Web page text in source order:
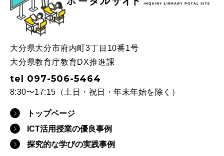
大分県大分市府内町3丁目10番1号
大分県教育庁教育DX推進課
tel 097-506-5464
8:30〜17:15（土日・祝日・年末年始を除く）
トップページ
ICT活用授業の優良事例
探究的な学びの実践事例